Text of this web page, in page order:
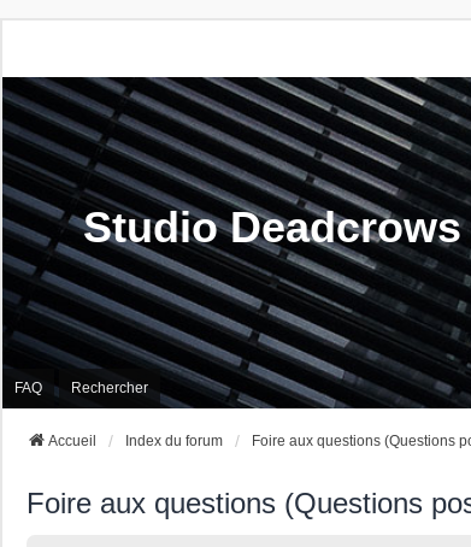
Studio Deadcrows
FAQ Rechercher
Accueil Index du forum Foire aux questions (Questions
Foire aux questions (Questions